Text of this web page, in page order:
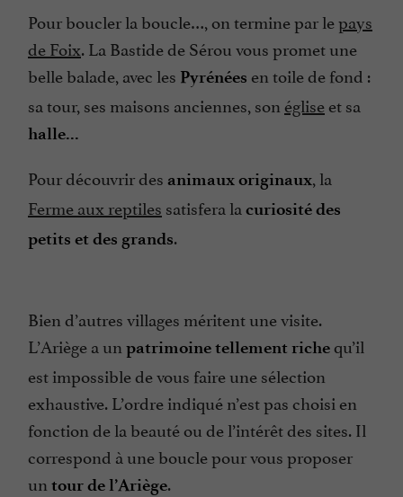
Pour boucler la boucle…, on termine par lepays
de Foix. La Bastide de Sérou vous promet une
belle balade, avec les Pyrénées en toile de fond :
sa tour, ses maisons anciennes, son égliseet sa
halle...
Pour découvrir des animaux originaux, la
Ferme aux reptiles satisfera la curiosité des
petits et des grands.
Bien d’autres villages méritent une visite.
L’Ariège a un patrimoine tellement richequ’il
est impossible de vous faire une sélection
exhaustive. L’ordre indiqué n’est pas choisi en
fonction de la beauté ou de l’intérêt des sites. Il
correspond à une boucle pour vous proposer
un tour de l’Ariège.